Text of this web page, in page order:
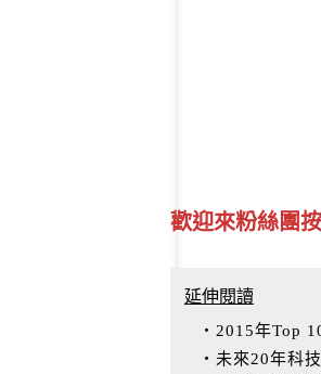
歡迎來粉絲團按
延伸閱讀
‧2015年Top
‧未來20年科